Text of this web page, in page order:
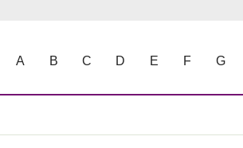
A B C D E F G